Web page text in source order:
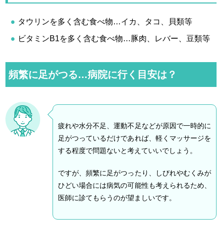
タウリンを多く含む食べ物…イカ、タコ、貝類等
ビタミンB1を多く含む食べ物…豚肉、レバー、豆類等
頻繁に足がつる…病院に行く目安は？
疲れや水分不足、運動不足などが原因で一時的に
足がつっているだけであれば、軽くマッサージを
する程度で問題ないと考えていいでしょう。
ですが、頻繁に足がつったり、しびれやむくみが
ひどい場合には病気の可能性も考えられるため、
医師に診てもらうのが望ましいです。